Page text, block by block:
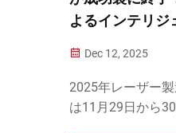
よるインテリジ
Dec 12, 2025
2025年レーザー
は11月29日から